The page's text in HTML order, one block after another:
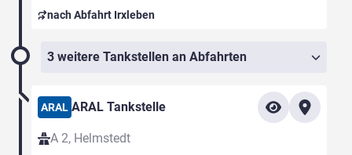
nach Abfahrt Irxleben
3 weitere Tankstellen an Abfahrten
ARAL ARAL Tankstelle
A 2, Helmstedt